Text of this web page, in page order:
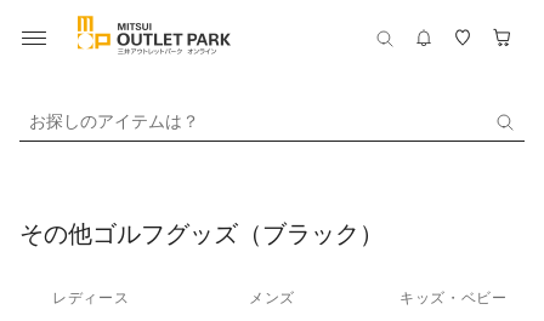
お探しのアイテムは？
その他ゴルフグッズ（ブラック）
レディース メンズ キッズ・ベビー